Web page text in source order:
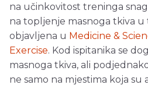
na učinkovitost treninga
na topljenje masnoga tkiva u
objavljena u Medicine &
Exercise. Kod ispitanika se
masnoga tkiva, ali
ne samo na mjestima koja su